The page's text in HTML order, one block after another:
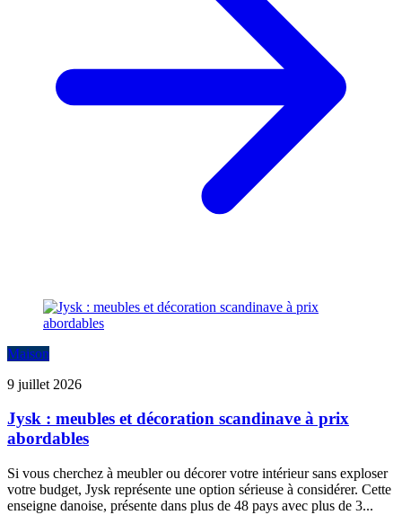
Maison
9 juillet 2026
Jysk : meubles et décoration scandinave à prix
abordables
Si vous cherchez à meubler ou décorer votre intérieur sans exploser
votre budget, Jysk représente une option sérieuse à considérer. Cette
enseigne danoise, présente dans plus de 48 pays avec plus de 3...